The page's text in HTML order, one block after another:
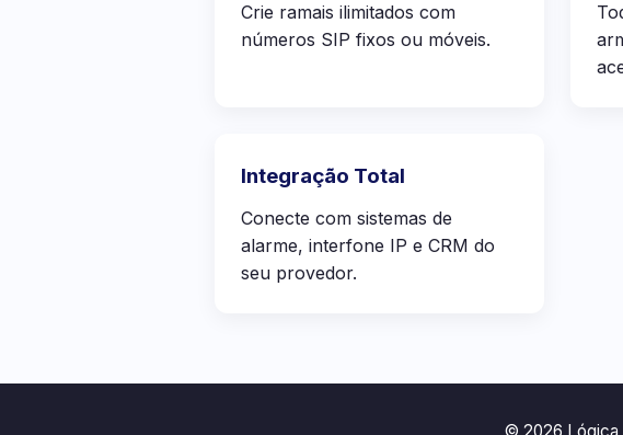
Crie ramais ilimitados com
números SIP fixos ou móveis.
Integração Total
Conecte com sistemas de
alarme, interfone IP e CRM do
seu provedor.